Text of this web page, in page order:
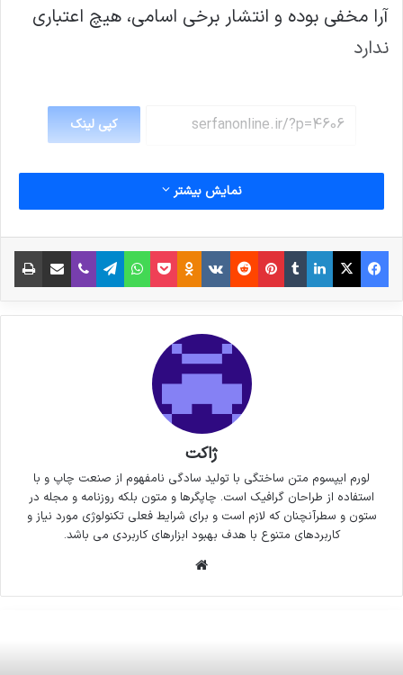
آرا مخفی بوده و انتشار برخی اسامی، هیچ اعتباری
ندارد
کپی لینک
نمایش بیشتر
فیس بوک X لینکدین
‫تامبلر‫پین‌ترست
‫رددیت‫VKontakte
‫Odnoklassniki
پاکتواتس آپ تلگراموایبر اشتراک گذاری از طریق ایمیل
ژاکت
لورم ایپسوم متن ساختگی با تولید سادگی نامفهوم از صنعت چاپ و با
استفاده از طراحان گرافیک است. چاپگرها و متون بلکه روزنامه و مجله در
ستون و سطرآنچنان که لازم است و برای شرایط فعلی تکنولوژی مورد نیاز و
کاربردهای متنوع با هدف بهبود ابزارهای کاربردی می باشد.